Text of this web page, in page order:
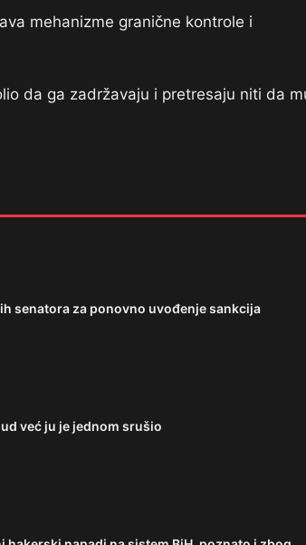
mehanizme granične kontrole i
da ga zadržavaju i pretresaju niti da
senatora za ponovno uvođenje sankcija
već ju je jednom srušio